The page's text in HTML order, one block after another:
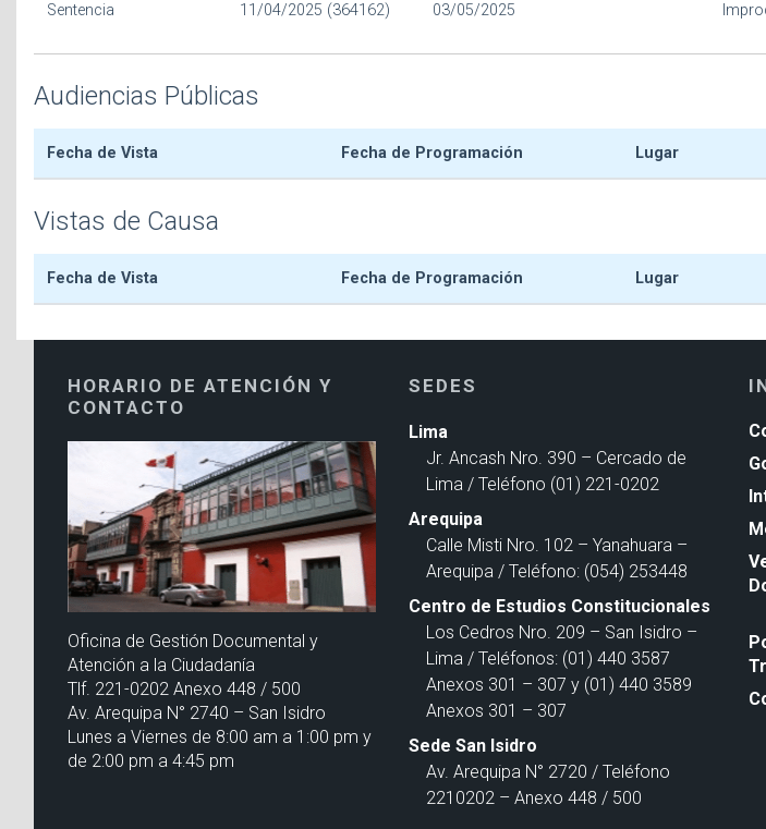
Sentencia 11/04/2025 (364162) 03/05/2025
Audiencias Públicas
Fecha de Vista Fecha de Programación Lugar
Vistas de Causa
Fecha de Vista Fecha de Programación Lugar
HORARIO DE ATENCIÓN Y
CONTACTO
Oficina de Gestión Documental y
Atención a la Ciudadanía
Tlf. 221-0202 Anexo 448 / 500
Av. Arequipa N° 2740 – San Isidro
Lunes a Viernes de 8:00 am a 1:00 pm y
de 2:00 pm a 4:45 pm
SEDES
Lima
Jr. Ancash Nro. 390 – Cercado de
Lima / Teléfono (01) 221-0202
Arequipa
Calle Misti Nro. 102 – Yanahuara –
Arequipa / Teléfono: (054) 253448
Centro de Estudios Constitucionales
Los Cedros Nro. 209 – San Isidro –
Lima / Teléfonos: (01) 440 3587
Anexos 301 – 307 y (01) 440 3589
Anexos 301 – 307
Sede San Isidro
Av. Arequipa N° 2720 / Teléfono
2210202 – Anexo 448 / 500